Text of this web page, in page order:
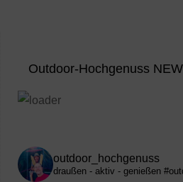
Outdoor-Hochgenuss
outdoor_hochgenuss
draußen - aktiv - genießen